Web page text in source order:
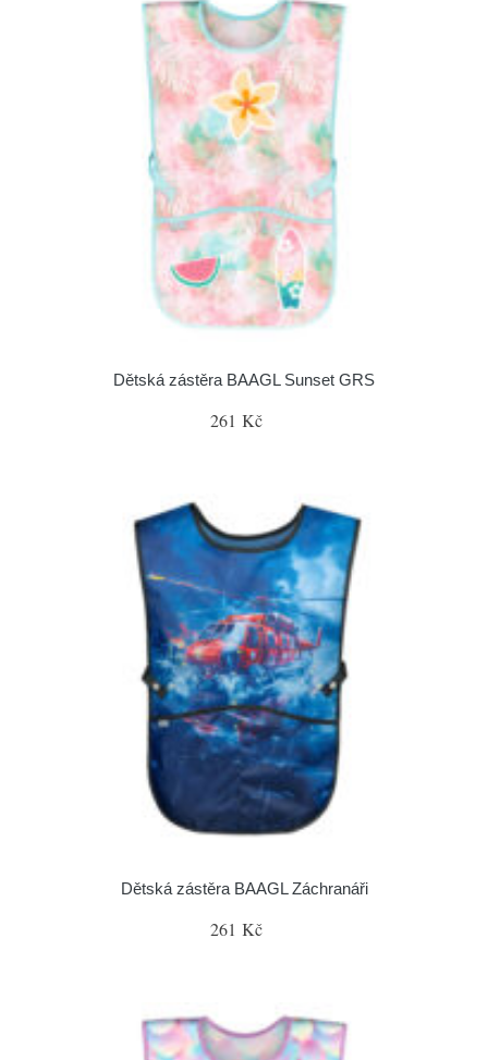
Dětská zástěra BAAGL Sunset GRS
261 Kč
Dětská zástěra BAAGL Záchranáři
261 Kč